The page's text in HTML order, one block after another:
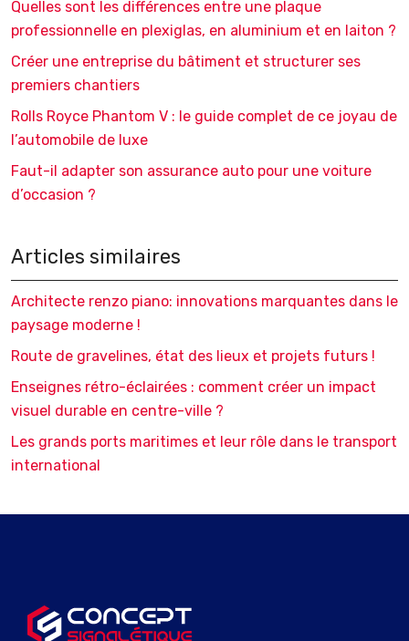
Quelles sont les différences entre une plaque
professionnelle en plexiglas, en aluminium et en laiton ?
Créer une entreprise du bâtiment et structurer ses
premiers chantiers
Rolls Royce Phantom V : le guide complet de ce joyau de
l’automobile de luxe
Faut-il adapter son assurance auto pour une voiture
d’occasion ?
Articles similaires
Architecte renzo piano: innovations marquantes dans le
paysage moderne !
Route de gravelines, état des lieux et projets futurs !
Enseignes rétro-éclairées : comment créer un impact
visuel durable en centre-ville ?
Les grands ports maritimes et leur rôle dans le transport
international